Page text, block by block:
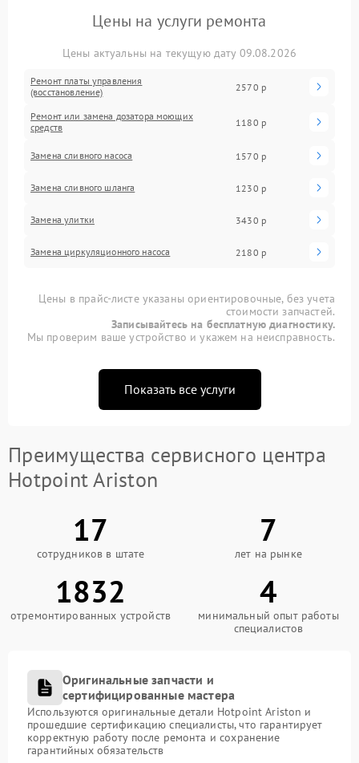
Цены на услуги ремонта
Цены актуальны на текущую дату 09.08.2026
Ремонт платы управления
(восстановление)
2570 р
Ремонт или замена дозатора моющих
средств
1180 р
Замена сливного насоса 1570 р
Замена сливного шланга 1230 р
Замена улитки 3430 р
Замена циркуляционного насоса 2180 р
Цены в прайс-листе указаны ориентировочные, без учета
стоимости запчастей.
Записывайтесь на бесплатную диагностику.
Мы проверим ваше устройство и укажем на неисправность.
Показать все услуги
Преимущества сервисного центра
Hotpoint Ariston
17
сотрудников в штате
7
лет на рынке
1832
отремонтированных устройств
4
минимальный опыт работы
специалистов
Оригинальные запчасти и
сертифицированные мастера
Используются оригинальные детали Hotpoint Ariston и
прошедшие сертификацию специалисты, что гарантирует
корректную работу после ремонта и сохранение
гарантийных обязательств